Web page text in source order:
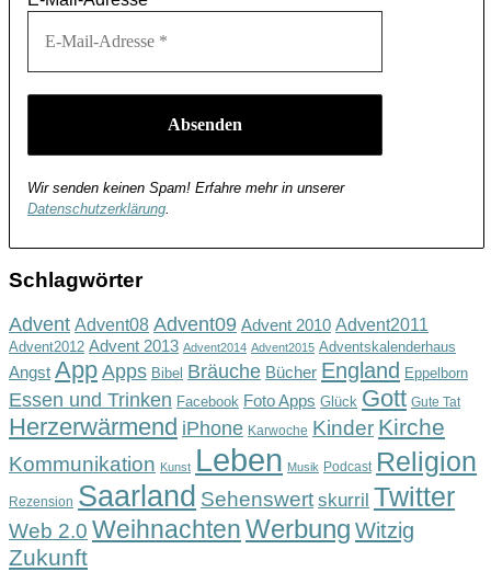
Wir senden keinen Spam! Erfahre mehr in unserer
Datenschutzerklärung
Schlagwörter
Advent Advent08 Advent09 Advent 2010 Advent2011
Advent2012 Advent 2013 Advent2014 Advent2015 Adventskalenderhaus
Angst App Apps Bibel Bräuche Bücher England Eppelborn
Essen und Trinken Facebook Foto Apps Glück Gott Gute Tat
Herzerwärmend iPhone Karwoche Kinder Kirche
Kommunikation Kunst Leben Musik Podcast Religion
Rezension Saarland Sehenswert skurril Twitter
Web 2.0 WeihnachtenWerbung Witzig
Zukunft